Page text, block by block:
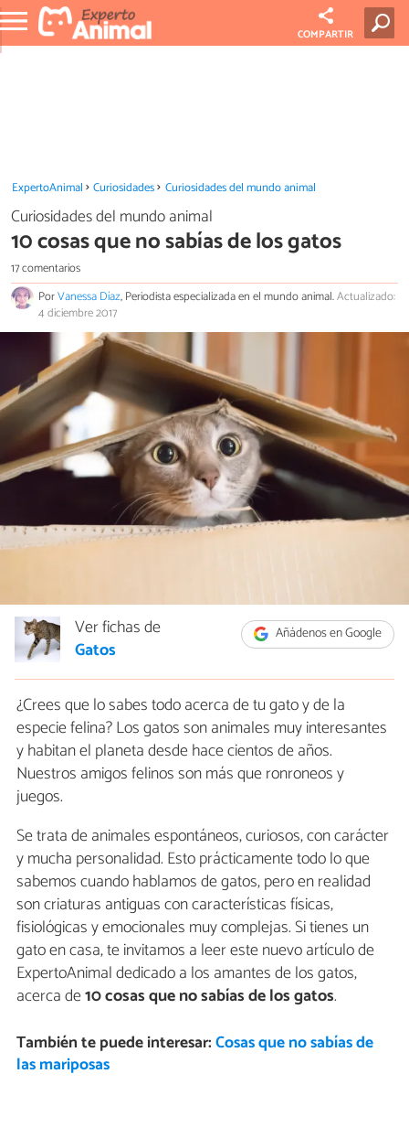
COMPARTIR
ExpertoAnimal Curiosidades Curiosidades del mundo animal
Curiosidades del mundo animal
10 cosas que no sabías de los gatos
17 comentarios
PorVanessa Díaz, Periodista especializada en el mundo animal.Actualizado:
4 diciembre 2017
Añádenos en Google
Ver fichas de
Gatos
¿Crees que lo sabes todo acerca de tu gato y de la
especie felina? Los gatos son animales muy interesantes
y habitan el planeta desde hace cientos de años.
Nuestros amigos felinos son más que ronroneos y
juegos.
Se trata de animales espontáneos, curiosos, con carácter
y mucha personalidad. Esto prácticamente todo lo que
sabemos cuando hablamos de gatos, pero en realidad
son criaturas antiguas con características físicas,
fisiológicas y emocionales muy complejas. Si tienes un
gato en casa, te invitamos a leer este nuevo artículo de
ExpertoAnimal dedicado a los amantes de los gatos,
acerca de10 cosas que no sabías de los gatos.
También te puede interesar:Cosas que no sabías de
las mariposas